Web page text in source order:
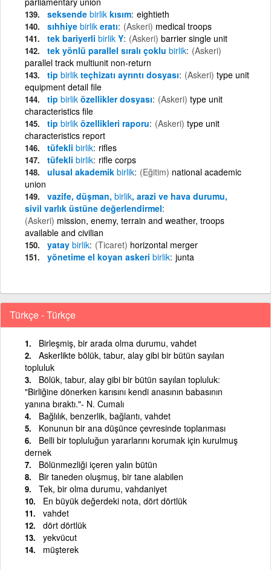
seksende birlik kısım eightieth
sıhhiye birlik eratı (Askeri) medical troops
tek bariyerli birlik Y (Askeri) barrier single unit
tek yönlü parallel sıralı çoklu birlik (Askeri)
parallel track multiunit non-return
tip birlik teçhizatı ayrıntı dosyası (Askeri) type unit
equipment detail file
tip birlik özellikler dosyası (Askeri) type unit
characteristics file
tip birlik özellikleri raporu (Askeri) type unit
characteristics report
tüfekli birlik rifles
tüfekli birlik rifle corps
ulusal akademik birlik (Eğitim) national academic
union
vazife, düşman, birlik, arazi ve hava durumu,
sivil varlık üstüne değerlendirmel
(Askeri) mission, enemy, terrain and weather, troops
available and civilian
yatay birlik (Ticaret) horizontal merger
yönetime el koyan askeri birlik junta
Türkçe - Türkçe
Birleşmiş, bir arada olma durumu, vahdet
Askerlikte bölük, tabur, alay gibi bir bütün sayılan
topluluk
Bölük, tabur, alay gibi bir bütün sayılan topluluk:
"Birliğine dönerken karısını kendi anasının babasının
yanına bıraktı."- N. Cumalı
Bağlılık, benzerlik, bağlantı, vahdet
Konunun bir ana düşünce çevresinde toplanması
Belli bir topluluğun yararlarını korumak için kurulmuş
dernek
Bölünmezliği içeren yalın bütün
Bir taneden oluşmuş, bir tane alabilen
Tek, bir olma durumu, vahdaniyet
En büyük değerdeki nota, dört dörtlük
vahdet
dört dörtlük
yekvücut
müşterek